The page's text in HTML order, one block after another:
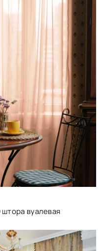
вуалевая